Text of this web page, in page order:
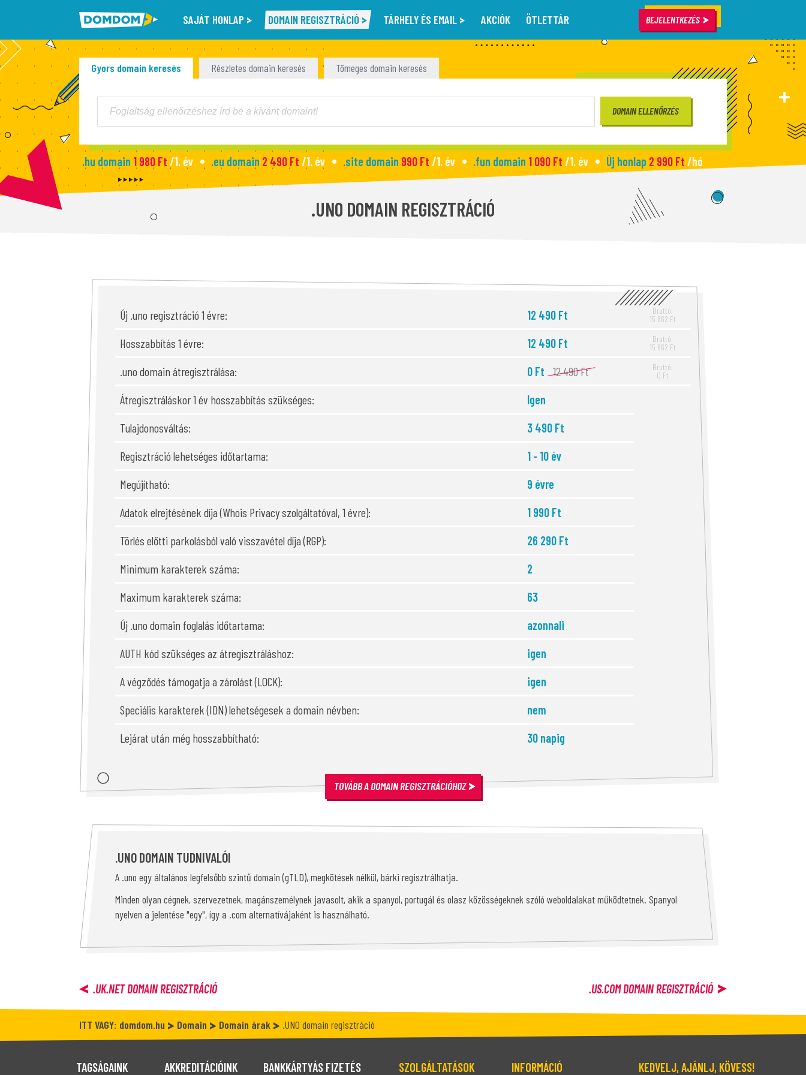
SAJÁT HONLAP DOMAIN REGISZTRÁCIÓ TÁRHELY ÉS EMAIL AKCIÓK ÖTLETTÁR BEJELENTKEZÉS
Gyors domain keresés Részletes domain keresés Tömeges domain keresés
.hu domain 1 980 Ft /1. év .eu domain 2 490 Ft /1. év .site domain 990 Ft /1. év .fun domain 1 090 Ft /1. év Új honlap 2 990 Ft /hó
.UNO DOMAIN REGISZTRÁCIÓ
Új .uno regisztráció 1 évre: 12 490 Ft
Bruttó:
15 862 Ft
Hosszabbítás 1 évre: 12 490 Ft
Bruttó:
15 862 Ft
.uno domain átregisztrálása: 0 Ft 12 490 Ft
Bruttó:
0 Ft
Átregisztráláskor 1 év hosszabbítás szükséges:
Igen
Tulajdonosváltás:
3 490 Ft
Regisztráció lehetséges időtartama:
1 - 10 év
Megújítható:
9 évre
Adatok elrejtésének díja (Whois Privacy szolgáltatóval, 1 évre):
1 990 Ft
Törlés előtti parkolásból való visszavétel díja (RGP):
26 290 Ft
Minimum karakterek száma:
2
Maximum karakterek száma:
63
Új .uno domain foglalás időtartama:
azonnali
AUTH kód szükséges az átregisztráláshoz:
igen
A végződés támogatja a zárolást (LOCK):
igen
Speciális karakterek (IDN) lehetségesek a domain névben:
nem
Lejárat után még hosszabbítható:
30 napig
TOVÁBB A DOMAIN REGISZTRÁCIÓHOZ
.UNO DOMAIN TUDNIVALÓI
A .uno egy általános legfelsőbb szintű domain (gTLD), megkötések nélkül, bárki regisztrálhatja.
Minden olyan cégnek, szervezetnek, magánszemélynek javasolt, akik a spanyol, portugál és olasz közösségeknek szóló weboldalakat működtetnek. Spanyol
nyelven a jelentése "egy", így a .com alternatívájaként is használható.
.UK.NETDOMAIN REGISZTRÁCIÓ .US.COMDOMAIN REGISZTRÁCIÓ
ITT VAGY: domdom.hu Domain Domain árak .UNO domain regisztráció
TAGSÁGAINK AKKREDITÁCIÓINK BANKKÁRTYÁS FIZETÉS SZOLGÁLTATÁSOK INFORMÁCIÓ KEDVELJ, AJÁNLJ, KÖVESS!